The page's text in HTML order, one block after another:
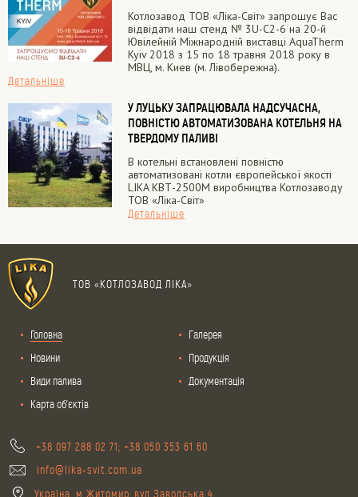
Котлозавод ТОВ «Ліка-Світ» запрошує Вас
відвідати наш стенд № 3U-С2-6 на 20-й
Ювілейній Міжнародній виставці AquaTherm
Kyiv 2018 з 15 по 18 травня 2018 року в
МВЦ, м. Киев (м. Лівобережна).
Детальніше
У ЛУЦЬКУ ЗАПРАЦЮВАЛА НАДСУЧАСНА,
ПОВНІСТЮ АВТОМАТИЗОВАНА КОТЕЛЬНЯ НА
ТВЕРДОМУ ПАЛИВІ
В котельні встановлені повністю
автоматизовані котли європейської якості
LIKA КВТ-2500М виробництва Котлозаводу
ТОВ «Ліка-Світ»
Детальніше
ТОВ «КОТЛОЗАВОД ЛІКА»
Головна
Галерея
Новини
Продукція
Види палива
Документація
Карта об'єктів
+38 097 288 02 71; +38 050 353 61 60
info@lika-svit.com.ua
Україна, м.Житомир, вул.Заводська 4